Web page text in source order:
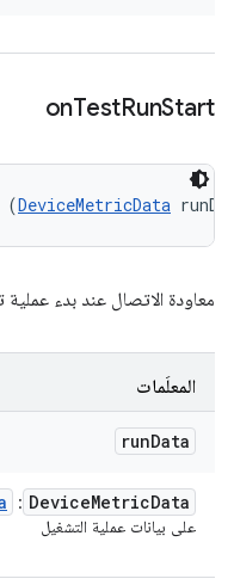
onTestRunStart
(DeviceMetricData
معاودة الاتصال عند بدء عملية
المعلَمات
runData
DeviceMetricData
: ‏
على بيانات عملية التشغيل